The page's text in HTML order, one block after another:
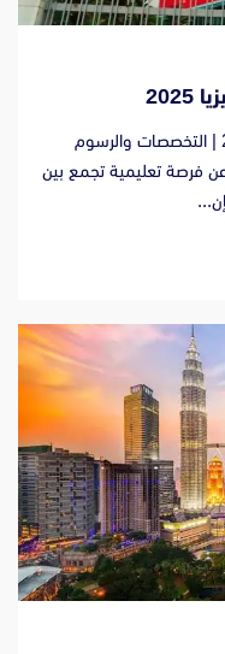
الدراسة في جامعة لينكولن بماليزيا 2025 | التخصصات والرسوم
فرصة تعليمية تجمع بين